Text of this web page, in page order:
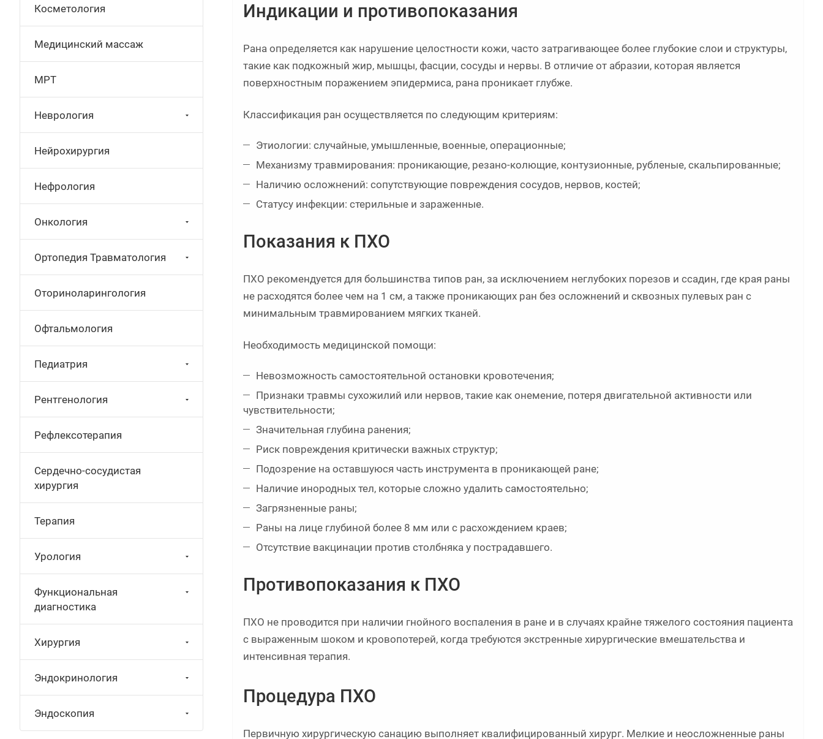
Индикации и противопоказания
Рана определяется как нарушение целостности кожи, часто затрагивающее более глубокие слои и структуры,
такие как подкожный жир, мышцы, фасции, сосуды и нервы. В отличие от абразии, которая является
поверхностным поражением эпидермиса, рана проникает глубже.
Классификация ран осуществляется по следующим критериям:
Этиологии: случайные, умышленные, военные, операционные;
Механизму травмирования: проникающие, резано-колющие, контузионные, рубленые, скальпированные;
Наличию осложнений: сопутствующие повреждения сосудов, нервов, костей;
Статусу инфекции: стерильные и зараженные.
Показания к ПХО
ПХО рекомендуется для большинства типов ран, за исключением неглубоких порезов и ссадин, где края раны
не расходятся более чем на 1 см, а также проникающих ран без осложнений и сквозных пулевых ран с
минимальным травмированием мягких тканей.
Необходимость медицинской помощи:
Невозможность самостоятельной остановки кровотечения;
Признаки травмы сухожилий или нервов, такие как онемение, потеря двигательной активности или
чувствительности;
Значительная глубина ранения;
Риск повреждения критически важных структур;
Подозрение на оставшуюся часть инструмента в проникающей ране;
Наличие инородных тел, которые сложно удалить самостоятельно;
Загрязненные раны;
Раны на лице глубиной более 8 мм или с расхождением краев;
Отсутствие вакцинации против столбняка у пострадавшего.
Противопоказания к ПХО
ПХО не проводится при наличии гнойного воспаления в ране и в случаях крайне тяжелого состояния пациента
с выраженным шоком и кровопотерей, когда требуются экстренные хирургические вмешательства и
интенсивная терапия.
Процедура ПХО
Первичную хирургическую санацию выполняет квалифицированный хирург. Мелкие и неосложненные раны
Косметология
Медицинский массаж
МРТ
Неврология
Нейрохирургия
Нефрология
Онкология
Ортопедия Травматология
Оториноларингология
Офтальмология
Педиатрия
Рентгенология
Рефлексотерапия
Сердечно-сосудистая
хирургия
Терапия
Урология
Функциональная
диагностика
Хирургия
Эндокринология
Эндоскопия